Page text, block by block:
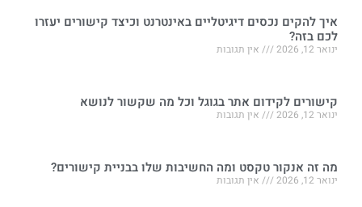
איך להקים נכסים דיגיטליים באינטרנט וכיצד קישורים יעזרו
לכם בזה?
ינואר 12, 2026 אין תגובות
קישורים לקידום אתר בגוגל וכל מה שקשור לנושא
ינואר 12, 2026 אין תגובות
מה זה אנקור טקסט ומה החשיבות שלו בבניית קישורים?
ינואר 12, 2026 אין תגובות